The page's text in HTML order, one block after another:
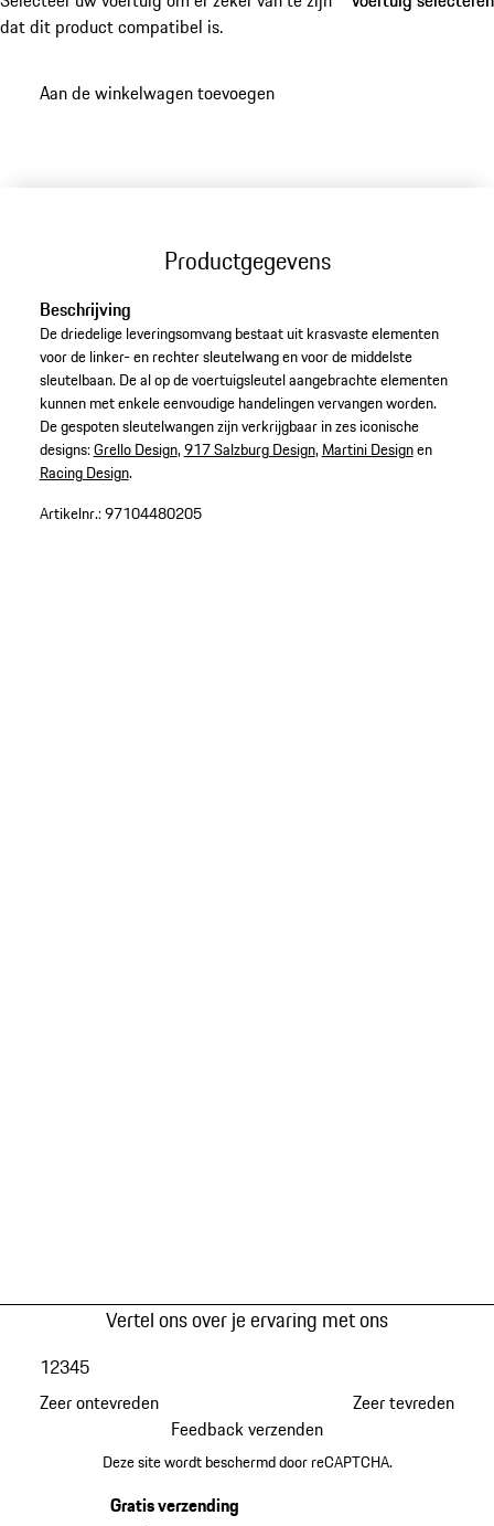
dat dit product compatibel is.
Aan de winkelwagen toevoegen
Productgegevens
Beschrijving
De driedelige leveringsomvang bestaat uit krasvaste elementen
voor de linker- en rechter sleutelwang en voor de middelste
sleutelbaan. De al op de voertuigsleutel aangebrachte elementen
kunnen met enkele eenvoudige handelingen vervangen worden.
De gespoten sleutelwangen zijn verkrijgbaar in zes iconische
designs:Grello Design,917 Salzburg Design,Martini Designen
Racing Design.
Artikelnr.:97104480205
Vertel ons over je ervaring met ons
Zeer ontevreden
12345
Zeer tevreden
Feedback verzenden
Deze site wordt beschermd door reCAPTCHA.
Gratis verzending